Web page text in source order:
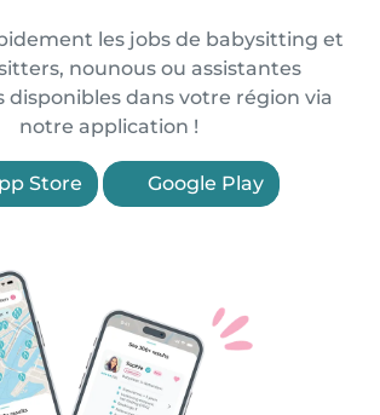
les jobs de babysitting et
nounous ou assistantes
disponibles dans votre région via
notre application !
Store Google Play